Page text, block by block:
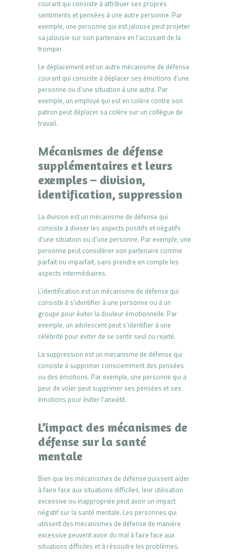
courant qui consiste à attribuer ses propres
sentiments et pensées à une autre personne. Par
exemple, une personne qui est jalouse peut projeter
sa jalousie sur son partenaire en l’accusant de la
tromper.
Le déplacement est un autre mécanisme de défense
courant qui consiste à déplacer ses émotions d’une
personne ou d’une situation à une autre. Par
exemple, un employé qui est en colère contre son
patron peut déplacer sa colère sur un collègue de
travail.
Mécanismes de défense
supplémentaires et leurs
exemples – division,
identification, suppression
La division est un mécanisme de défense qui
consiste à diviser les aspects positifs et négatifs
d’une situation ou d’une personne. Par exemple, une
personne peut considérer son partenaire comme
parfait ou imparfait, sans prendre en compte les
aspects intermédiaires.
L’identification est un mécanisme de défense qui
consiste à s’identifier à une personne ou à un
groupe pour éviter la douleur émotionnelle. Par
exemple, un adolescent peut s’identifier à une
célébrité pour éviter de se sentir seul ou rejeté.
La suppression est un mécanisme de défense qui
consiste à supprimer consciemment des pensées
ou des émotions. Par exemple, une personne qui a
peur de voler peut supprimer ses pensées et ses
émotions pour éviter l’anxiété.
L’impact des mécanismes de
défense sur la santé
mentale
Bien que les mécanismes de défense puissent aider
à faire face aux situations difficiles, leur utilisation
excessive ou inappropriée peut avoir un impact
négatif sur la santé mentale. Les personnes qui
utilisent des mécanismes de défense de manière
excessive peuvent avoir du mal à faire face aux
situations difficiles et à résoudre les problèmes.